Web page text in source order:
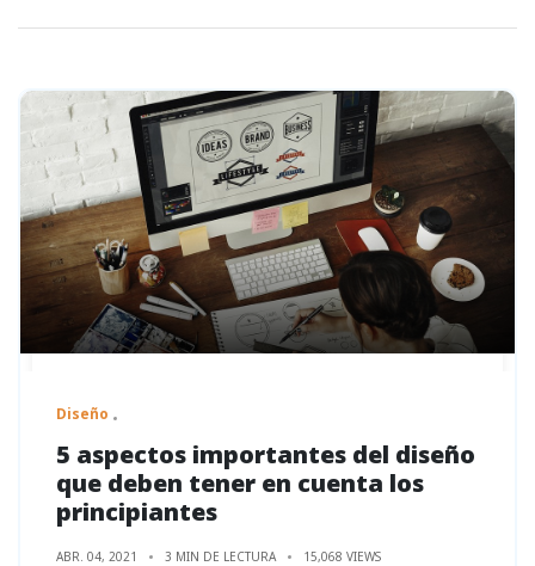
Diseño
5 aspectos importantes del diseño
que deben tener en cuenta los
principiantes
ABR. 04, 2021 3 MIN DE LECTURA 15,068 VIEWS